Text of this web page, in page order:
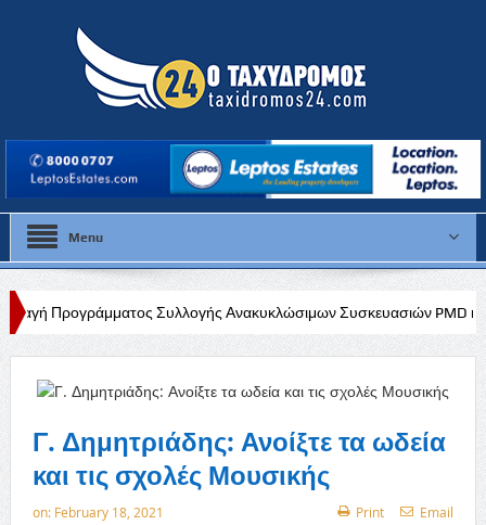
Menu
Συλλογής Ανακυκλώσιμων Συσκευασιών PMD και Χαρτιού
Γ. Δημητριάδης: Ανοίξτε τα ωδεία
και τις σχολές Μουσικής
on: February 18, 2021 Print Email